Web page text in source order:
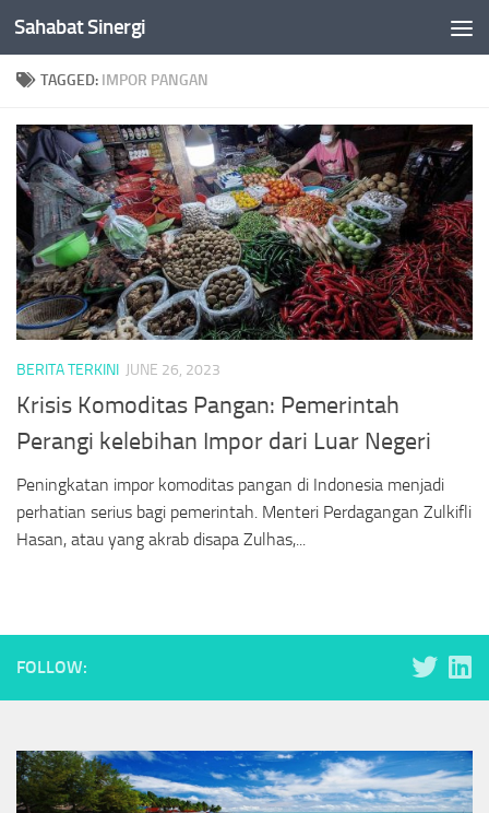
Skip to content
Sahabat Sinergi
TAGGED: IMPOR PANGAN
BERITA TERKINI JUNE 26, 2023
Krisis Komoditas Pangan: Pemerintah
Perangi kelebihan Impor dari Luar Negeri
Peningkatan impor komoditas pangan di Indonesia menjadi
perhatian serius bagi pemerintah. Menteri Perdagangan Zulkifli
Hasan, atau yang akrab disapa Zulhas,...
FOLLOW: